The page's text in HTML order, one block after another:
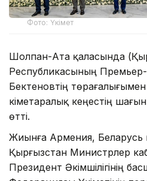
Фото: Үкімет
Шолпан-Ата қаласында
Республикасының
Бектеновтің
үкіметаралық кеңестің
өтті.
Жиынға Армения, Беларусь
Қырғызстан Министрлер
Президент Әкімшілігінің